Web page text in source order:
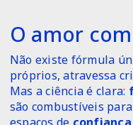
O amor
Não existe fórmula
próprios, atravessa
Mas a ciência é clara:
são combustíveis